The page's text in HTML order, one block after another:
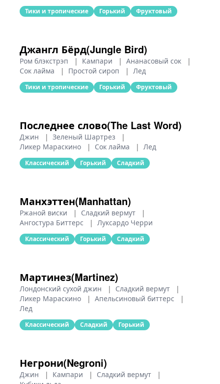
Тики и тропические Горький Фруктовый
Джангл Бёрд(Jungle Bird)
Ром блэкстрэп | Кампари | Ананасовый сок
|
Сок лайма
| Простой сироп | Лед
Тики и тропические Горький Фруктовый
Последнее слово(The Last Word)
Джин | Зеленый Шартрез
|
Ликер Мараскино
| Сок лайма | Лед
Классический Горький Сладкий
Манхэттен(Manhattan)
Ржаной виски | Сладкий вермут
|
Ангостура Биттерс
| Луксардо Черри
Классический Горький Сладкий
Мартинез(Martinez)
Лондонский сухой джин | Сладкий вермут
|
Ликер Мараскино
| Апельсиновый биттерс
|
Лед
Классический Сладкий Горький
Негрони(Negroni)
Джин | Кампари | Сладкий вермут
|